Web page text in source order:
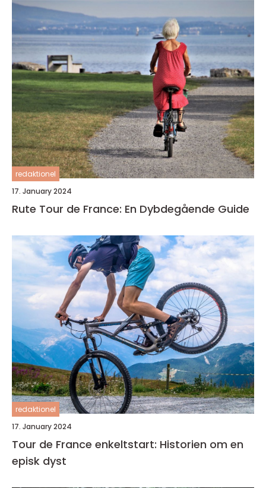
redaktionel
17. January 2024
Rute Tour de France: En Dybdegående Guide
redaktionel
17. January 2024
Tour de France enkeltstart: Historien om en
episk dyst